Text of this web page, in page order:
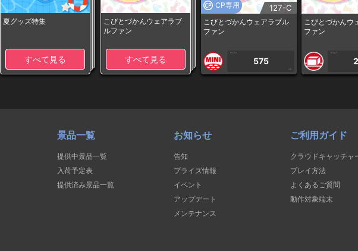
夏グッズ特集
すべて見る
こびとづかんウェアラブ
ルファン
すべて見る
CP専用 127-C
こびとづかんウェアラブル
ファン
1PLAY
575
CP
こびとづかんウ
ファン
1PLAY
景品一覧
提供中景品一覧
入荷予定表
提供済み景品一覧
お知らせ
告知
プライズ情報
イベント
アップデート
メンテナンス
ご利用ガイド
クラウドキャッチャ
プレイ方法
よくあるご質問
動作対象端末